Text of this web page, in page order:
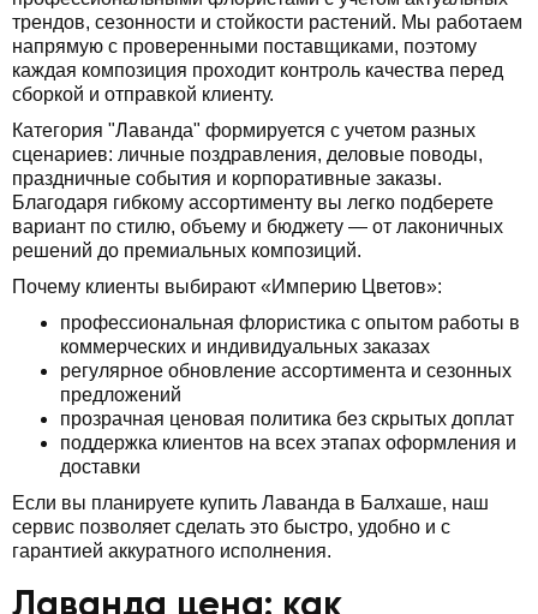
трендов, сезонности и стойкости растений. Мы работаем
напрямую с проверенными поставщиками, поэтому
каждая композиция проходит контроль качества перед
сборкой и отправкой клиенту.
Категория "Лаванда" формируется с учетом разных
сценариев: личные поздравления, деловые поводы,
праздничные события и корпоративные заказы.
Благодаря гибкому ассортименту вы легко подберете
вариант по стилю, объему и бюджету — от лаконичных
решений до премиальных композиций.
Почему клиенты выбирают «Империю Цветов»:
профессиональная флористика с опытом работы в
коммерческих и индивидуальных заказах
регулярное обновление ассортимента и сезонных
предложений
прозрачная ценовая политика без скрытых доплат
поддержка клиентов на всех этапах оформления и
доставки
Если вы планируете купить Лаванда в Балхаше, наш
сервис позволяет сделать это быстро, удобно и с
гарантией аккуратного исполнения.
Лаванда цена: как